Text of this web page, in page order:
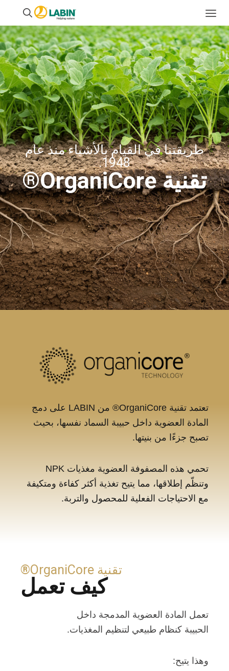
طريقتنا في القيام بالأشياء منذ عام
1948.
تقنية OrganiCore®
تعتمد تقنية OrganiCore® من LABIN على دمج
المادة العضوية داخل حبيبة السماد نفسها، بحيث
تصبح جزءًا من بنيتها.
تحمي هذه المصفوفة العضوية مغذيات NPK
وتنظّم إطلاقها، مما يتيح تغذية أكثر كفاءة ومتكيفة
مع الاحتياجات الفعلية للمحصول والتربة.
تقنية OrganiCore®
كيف تعمل
تعمل المادة العضوية المدمجة داخل
الحبيبة كنظام طبيعي لتنظيم المغذيات.
وهذا يتيح: